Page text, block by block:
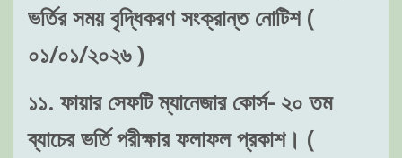
ভর্তির সময় বৃদ্ধিকরণ সংক্রান্ত নোটিশ (
০১/০১/২০২৬ )
১১. ফায়ার সেফটি ম্যানেজার কোর্স- ২০ তম
ব্যাচের ভর্তি পরীক্ষার ফলাফল প্রকাশ। (